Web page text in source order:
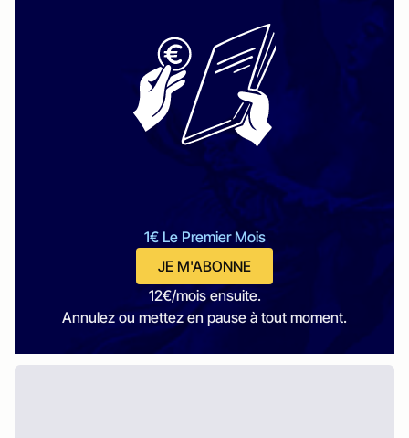
1€ Le Premier Mois
JE M'ABONNE
12€/mois ensuite.
Annulez ou mettez en pause à tout moment.